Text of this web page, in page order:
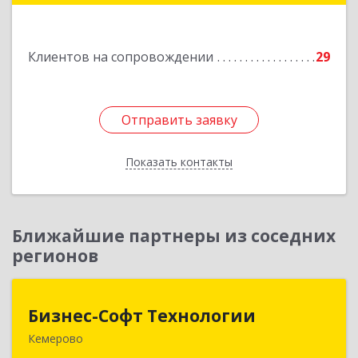
Клиентов на сопровождении 29
Отправить заявку
Показать контакты
Отправить заявку
Назад
Ближайшие партнеры из соседних
регионов
Бизнес-Софт Технологии
Кемерово
Бизнес-Софт Технологии
650992, Кемеровская область - Кузбасс обл,